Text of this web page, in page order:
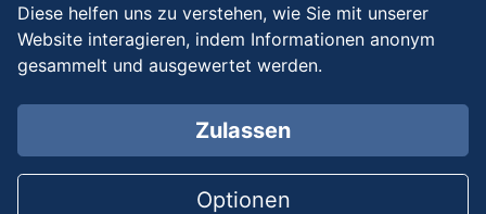
November 2024
Oktober 2024
September 2024
Diese helfen uns zu verstehen, wie Sie mit unserer
Website interagieren, indem Informationen anonym
gesammelt und ausgewertet werden.
Zulassen
Optionen